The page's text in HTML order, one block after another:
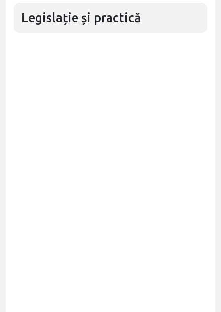
Legislație și practică